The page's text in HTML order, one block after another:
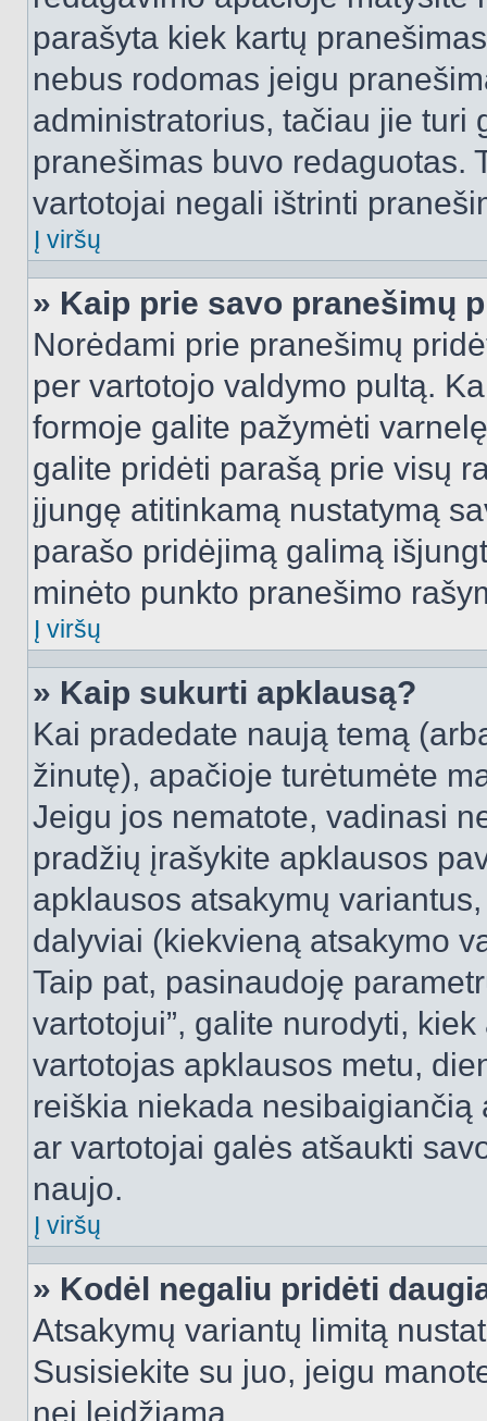
parašyta kiek kartų
nebus rodomas jeigu
administratorius, tačiau jie turi
pranešimas buvo redaguotas.
vartotojai negali ištrinti
Į viršų
» Kaip prie savo pranešimų
Norėdami prie pranešimų
per vartotojo valdymo pultą.
formoje galite pažymėti
galite pridėti parašą prie visų
įjungę atitinkamą nustatymą
parašo pridėjimą galimą
minėto punkto pranešimo
Į viršų
» Kaip sukurti apklausą?
Kai pradedate naują temą
žinutę), apačioje turėtumėte
Jeigu jos nematote, vadinasi
pradžių įrašykite apklausos
apklausos atsakymų
dalyviai (kiekvieną atsakymo
Taip pat, pasinaudoję
vartotojui”, galite nurodyti,
vartotojas apklausos metu,
reiškia niekada
ar vartotojai galės atšaukti
naujo.
Į viršų
» Kodėl negaliu pridėti
Atsakymų variantų limitą
Susisiekite su juo, jeigu
nei leidžiama.